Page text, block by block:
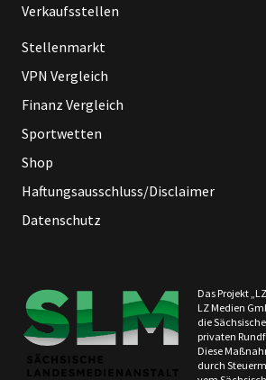
Verkaufsstellen
Stellenmarkt
VPN Vergleich
Finanz Vergleich
Sportwetten
Shop
Haftungsausschluss/Disclaimer
Datenschutz
Das Projekt
LZ Medien
die
privaten
Diese
durch